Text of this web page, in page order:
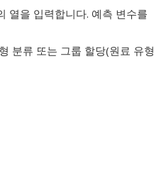
열을 입력합니다. 예측 변수를
분류 또는 그룹 할당(원료 유형